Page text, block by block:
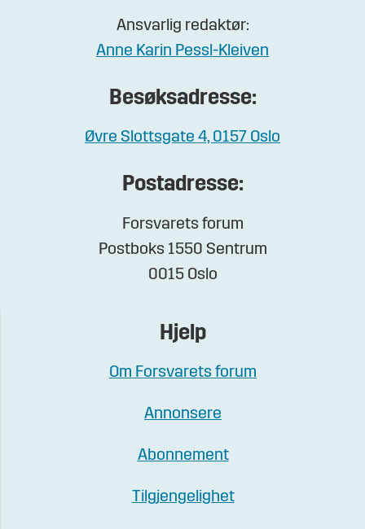
Ansvarlig redaktør:
Anne Karin Pessl-Kleiven
Besøksadresse:
Øvre Slottsgate 4, 0157 Oslo
Postadresse:
Forsvarets forum
Postboks 1550 Sentrum
0015 Oslo
Hjelp
Om Forsvarets forum
Annonsere
Abonnement
Tilgjengelighet